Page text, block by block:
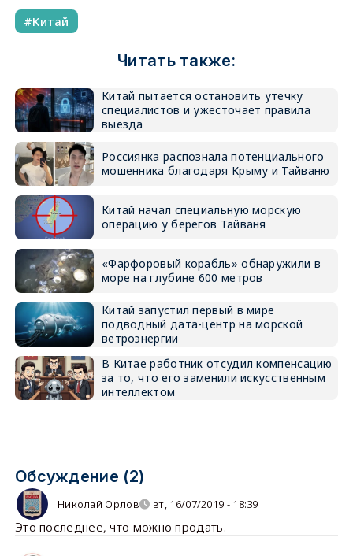
Китай
Читать также:
Китай пытается остановить утечку
специалистов и ужесточает правила
выезда
Россиянка распознала потенциального
мошенника благодаря Крыму и Тайваню
Китай начал специальную морскую
операцию у берегов Тайваня
«Фарфоровый корабль» обнаружили в
море на глубине 600 метров
Китай запустил первый в мире
подводный дата-центр на морской
ветроэнергии
В Китае работник отсудил компенсацию
за то, что его заменили искусственным
интеллектом
Обсуждение (2)
Николай Орлов вт, 16/07/2019 - 18:39
Это последнее, что можно продать.